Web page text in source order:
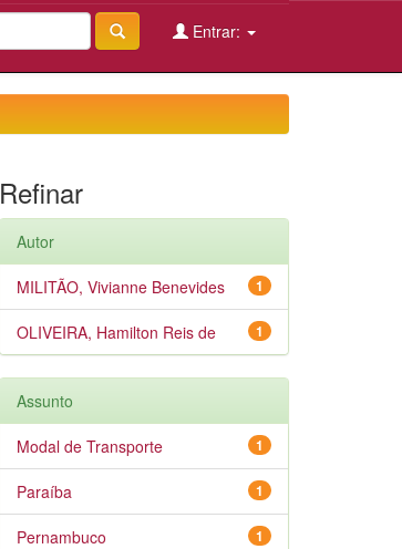
Entrar:
Refinar
Autor
1
MILITÃO, Vivianne Benevides
1
OLIVEIRA, Hamilton Reis de
Assunto
1
Modal de Transporte
1
Paraíba
1
Pernambuco